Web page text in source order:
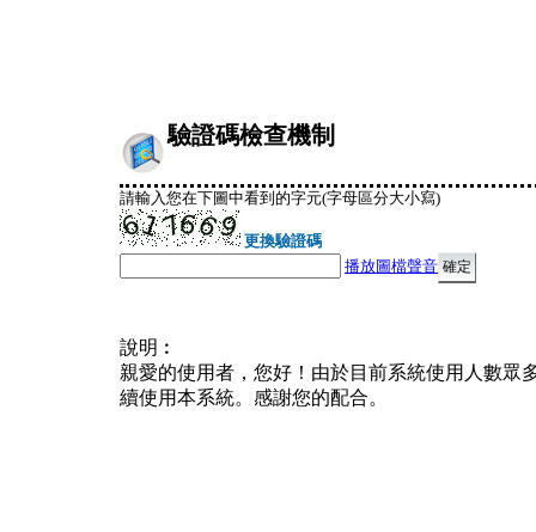
驗證碼檢查機制
請輸入您在下圖中看到的字元(字母區分大小寫)
更換驗證碼
播放圖檔聲音
說明︰
親愛的使用者，您好！由於目前系統使用人數眾
續使用本系統。感謝您的配合。